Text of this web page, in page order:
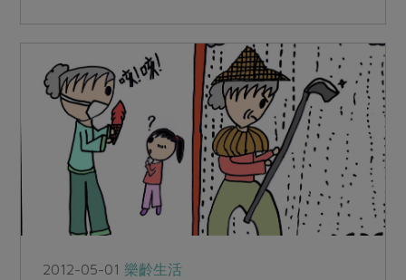
2012-05-01 樂齡生活